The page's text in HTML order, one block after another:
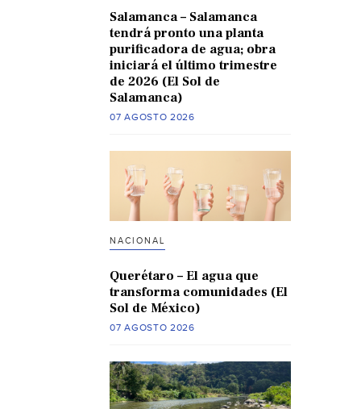
Salamanca – Salamanca
tendrá pronto una planta
purificadora de agua; obra
iniciará el último trimestre
de 2026 (El Sol de
Salamanca)
07 AGOSTO 2026
NACIONAL
Querétaro – El agua que
transforma comunidades (El
Sol de México)
07 AGOSTO 2026